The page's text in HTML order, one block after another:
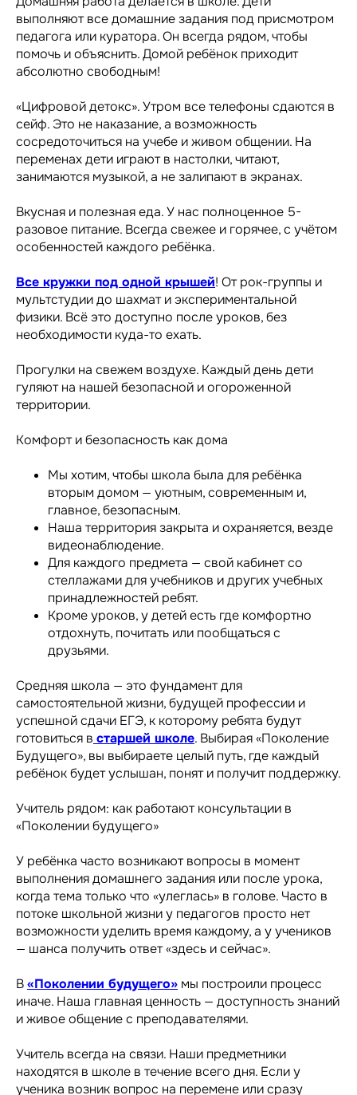
выполняют все домашние задания под присмотром
педагога или куратора. Он всегда рядом, чтобы
помочь и объяснить. Домой ребёнок приходит
абсолютно свободным!
«Цифровой детокс». Утром все телефоны сдаются в
сейф. Это не наказание, а возможность
сосредоточиться на учебе и живом общении. На
переменах дети играют в настолки, читают,
занимаются музыкой, а не залипают в экранах.
Вкусная и полезная еда. У нас полноценное 5-
разовое питание. Всегда свежее и горячее, с учётом
особенностей каждого ребёнка.
Все кружки под одной крышей! От рок-группы и
мультстудии до шахмат и экспериментальной
физики. Всё это доступно после уроков, без
необходимости куда-то ехать.
Прогулки на свежем воздухе. Каждый день дети
гуляют на нашей безопасной и огороженной
территории.
Комфорт и безопасность как дома
Мы хотим, чтобы школа была для ребёнка
вторым домом — уютным, современным и,
главное, безопасным.
Наша территория закрыта и охраняется, везде
видеонаблюдение.
Для каждого предмета — свой кабинет со
стеллажами для учебников и других учебных
принадлежностей ребят.
Кроме уроков, у детей есть где комфортно
отдохнуть, почитать или пообщаться с
друзьями.
Средняя школа — это фундамент для
самостоятельной жизни, будущей профессии и
успешной сдачи ЕГЭ, к которому ребята будут
готовиться в старшей школе. Выбирая «Поколение
Будущего», вы выбираете целый путь, где каждый
ребёнок будет услышан, понят и получит поддержку.
Учитель рядом: как работают консультации в
«Поколении будущего»
У ребёнка часто возникают вопросы в момент
выполнения домашнего задания или после урока,
когда тема только что «улеглась» в голове. Часто в
потоке школьной жизни у педагогов просто нет
возможности уделить время каждому, а у учеников
— шанса получить ответ «здесь и сейчас».
В«Поколении будущего» мы построили процесс
иначе. Наша главная ценность — доступность знаний
и живое общение с преподавателями.
Учитель всегда на связи. Наши предметники
находятся в школе в течение всего дня. Если у
ученика возник вопрос на перемене или сразу